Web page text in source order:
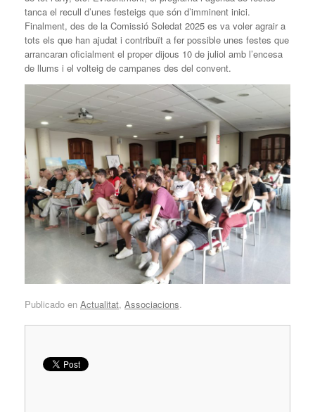
tanca el recull d’unes festeigs que són d’imminent inici.
Finalment, des de la Comissió Soledat 2025 es va voler agrair a
tots els que han ajudat i contribuït a fer possible unes festes que
arrancaran oficialment el proper dijous 10 de juliol amb l’encesa
de llums i el volteig de campanes des del convent.
Publicado en Actualitat, Associacions.